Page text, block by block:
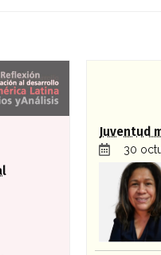
Juventud
30